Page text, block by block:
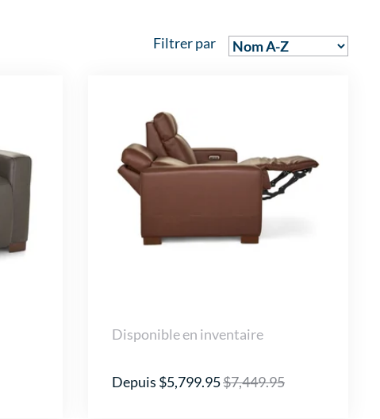
Filtrer par
Disponible en inventaire
Depuis $5,799.95$7,449.95